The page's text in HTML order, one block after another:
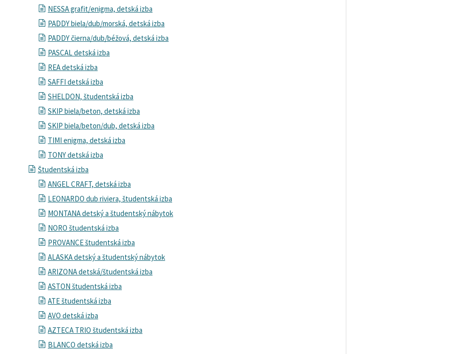
NESSA grafit/enigma, detská izba
PADDY biela/dub/morská, detská izba
PADDY čierna/dub/béžová, detská izba
PASCAL detská izba
REA detská izba
SAFFI detská izba
SHELDON, študentská izba
SKIP biela/beton, detská izba
SKIP biela/beton/dub, detská izba
TIMI enigma, detská izba
TONY detská izba
Študentská izba
ANGEL CRAFT, detská izba
LEONARDO dub riviera, študentská izba
MONTANA detský a študentský nábytok
NORO študentská izba
PROVANCE študentská izba
ALASKA detský a študentský nábytok
ARIZONA detská/študentská izba
ASTON študentská izba
ATE študentská izba
AVO detská izba
AZTECA TRIO študentská izba
BLANCO detská izba